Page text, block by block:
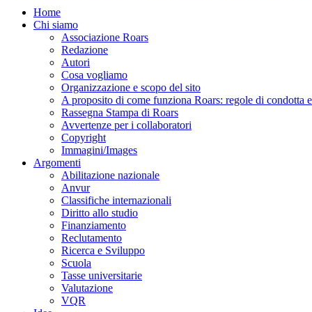
Home
Chi siamo
Associazione Roars
Redazione
Autori
Cosa vogliamo
Organizzazione e scopo del sito
A proposito di come funziona Roars: regole di condotta
Rassegna Stampa di Roars
Avvertenze per i collaboratori
Copyright
Immagini/Images
Argomenti
Abilitazione nazionale
Anvur
Classifiche internazionali
Diritto allo studio
Finanziamento
Reclutamento
Ricerca e Sviluppo
Scuola
Tasse universitarie
Valutazione
VQR